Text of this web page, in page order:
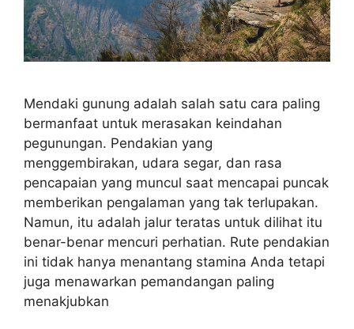
Mendaki gunung adalah salah satu cara paling
bermanfaat untuk merasakan keindahan
pegunungan. Pendakian yang
menggembirakan, udara segar, dan rasa
pencapaian yang muncul saat mencapai puncak
memberikan pengalaman yang tak terlupakan.
Namun, itu adalah jalur teratas untuk dilihat itu
benar-benar mencuri perhatian. Rute pendakian
ini tidak hanya menantang stamina Anda tetapi
juga menawarkan pemandangan paling
menakjubkan